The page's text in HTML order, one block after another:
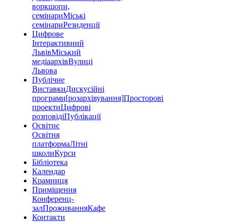
воркшопи,
семінариМіські
семінариРезиденції
Цифрове
Інтерактивний
ЛьвівМіський
медіаархівВулиці
Львова
Публічне
ВиставкиДискусійні
програми[розархівування]Просторові
проектиЦифрові
розповідіПублікації
Освітнє
Освітня
платформаЛітні
школиКурси
Бібліотека
Календар
Крамниця
Приміщення
Конференц-
залПроживанняКафе
Контакти